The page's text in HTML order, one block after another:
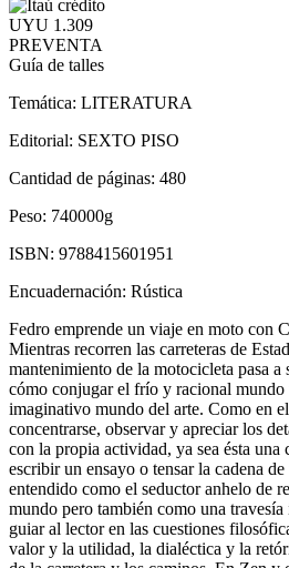
UYU 1.309
PREVENTA
Guía de talles
Temática: LITERATURA
Editorial: SEXTO PISO
Cantidad de páginas: 480
Peso: 740000g
ISBN: 9788415601951
Encuadernación: Rústica
Fedro emprende un viaje en moto con
Mientras recorren las carreteras de
mantenimiento de la motocicleta pasa a
cómo conjugar el frío y racional
imaginativo mundo del arte. Como en
concentrarse, observar y apreciar los
con la propia actividad, ya sea ésta una
escribir un ensayo o tensar la cadena
entendido como el seductor anhelo de
mundo pero también como una
guiar al lector en las cuestiones
valor y la utilidad, la dialéctica y la